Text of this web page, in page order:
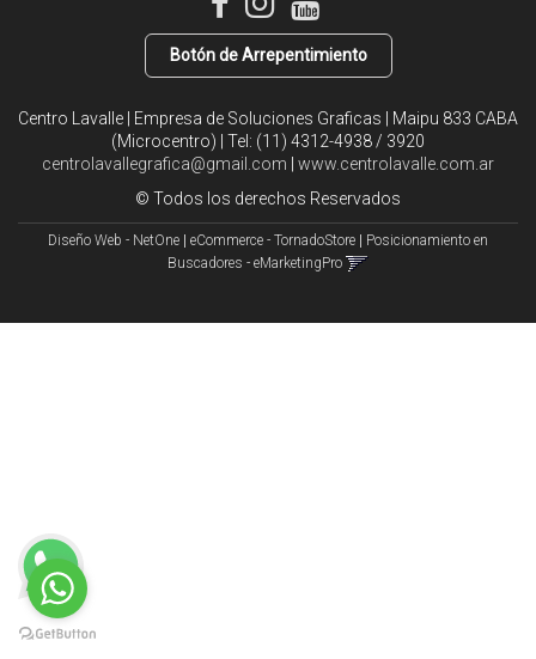
Botón de Arrepentimiento
Centro Lavalle | Empresa de Soluciones Graficas | Maipu 833 CABA
(Microcentro) | Tel: (11) 4312-4938 / 3920
centrolavallegrafica@gmail.com
www.centrolavalle.com.ar
© Todos los derechos Reservados
Diseño Web - NetOne eCommerce - TornadoStore
Posicionamiento en
Buscadores - eMarketingPro